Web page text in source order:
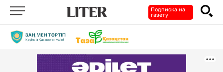
Подписка на
газету